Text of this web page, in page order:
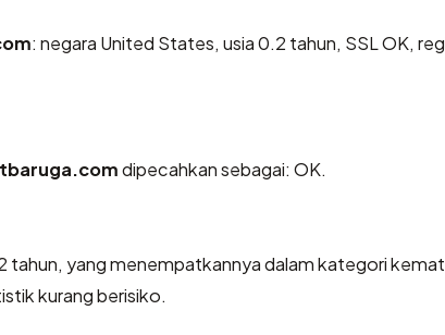
: negara United States, usia 0.2 tahun, SSL OK,
dipecahkan sebagai: OK.
yang menempatkannya dalam kategori
kurang berisiko.